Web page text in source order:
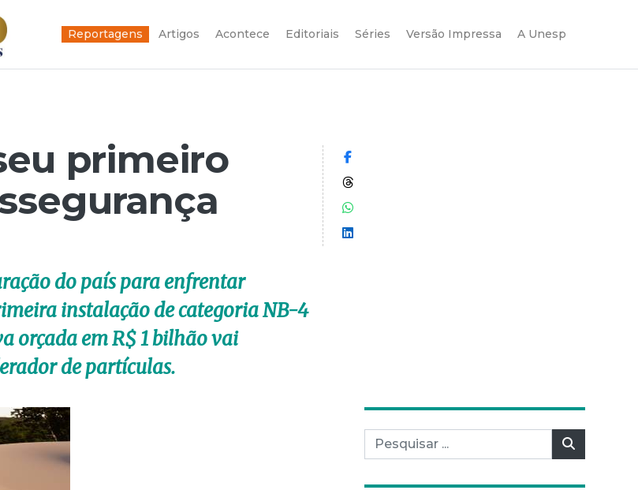
Reportagens Artigos Acontece Editoriais Séries Versão Impressa A Unesp
primeiro
do país para enfrentar
instalação de categoria NB-4
orçada em R$ 1 bilhão vai
de partículas.
Compartilhar no Facebook
Compartilhar no Threads
Compartilhar no WhatsApp
Compartilhar no LinkedIn
Pesquisar por: